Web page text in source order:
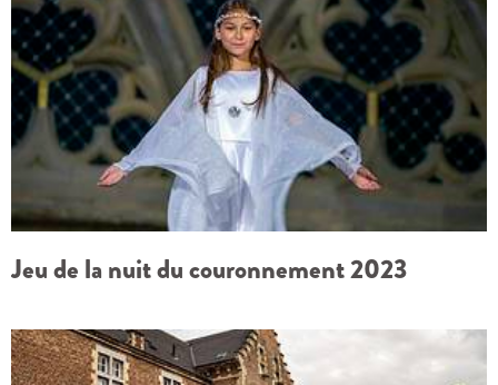
Jeu de la nuit du couronnement 2023